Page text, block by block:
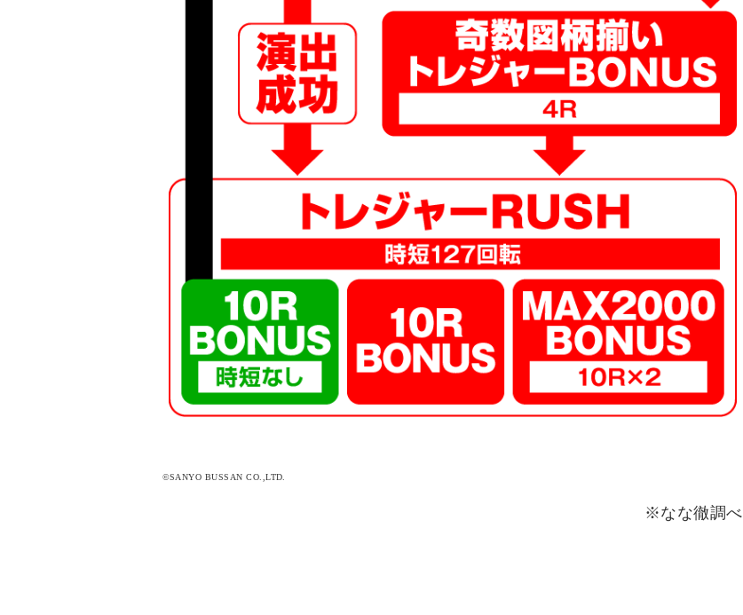
©SANYO BUSSAN CO.,LTD.
※なな徹調べ